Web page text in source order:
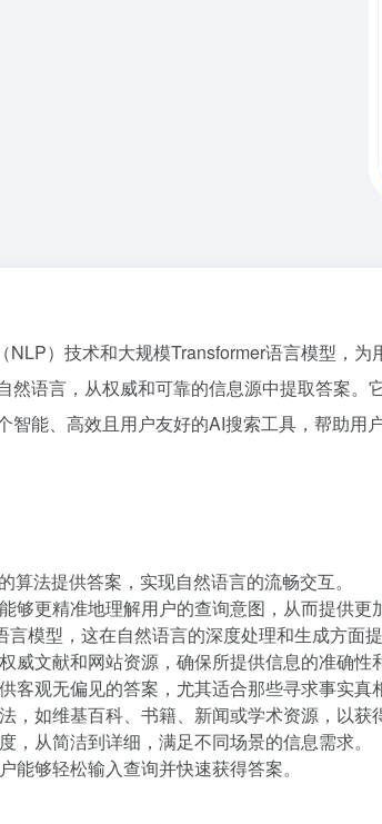
）技术和大规模Transformer语言模型，
语言，从权威和可靠的信息源中提取答案
能、高效且用户友好的AI搜索工具，帮助用
法提供答案，实现自然语言的流畅交互。
更精准地理解用户的查询意图，从而提供更
模型，这在自然语言的深度处理和生成方面提
文献和网站资源，确保所提供信息的准确性
观无偏见的答案，尤其适合那些寻求事实真
如维基百科、书籍、新闻或学术资源，以获
从简洁到详细，满足不同场景的信息需求。
够轻松输入查询并快速获得答案。